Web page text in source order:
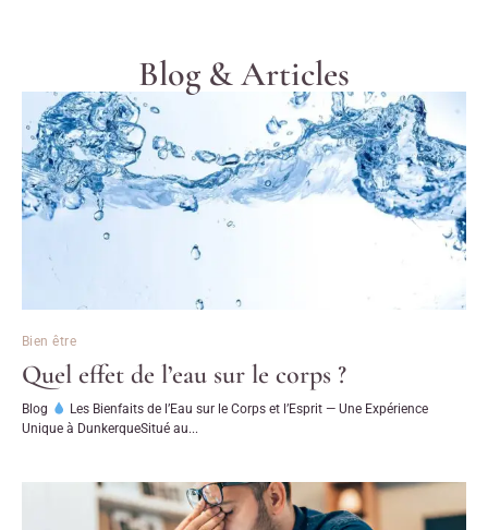
Blog & Articles
Bien être
Quel effet de l’eau sur le corps ?
Blog
Les Bienfaits de l’Eau sur le Corps et l’Esprit — Une Expérience
Unique à DunkerqueSitué au...